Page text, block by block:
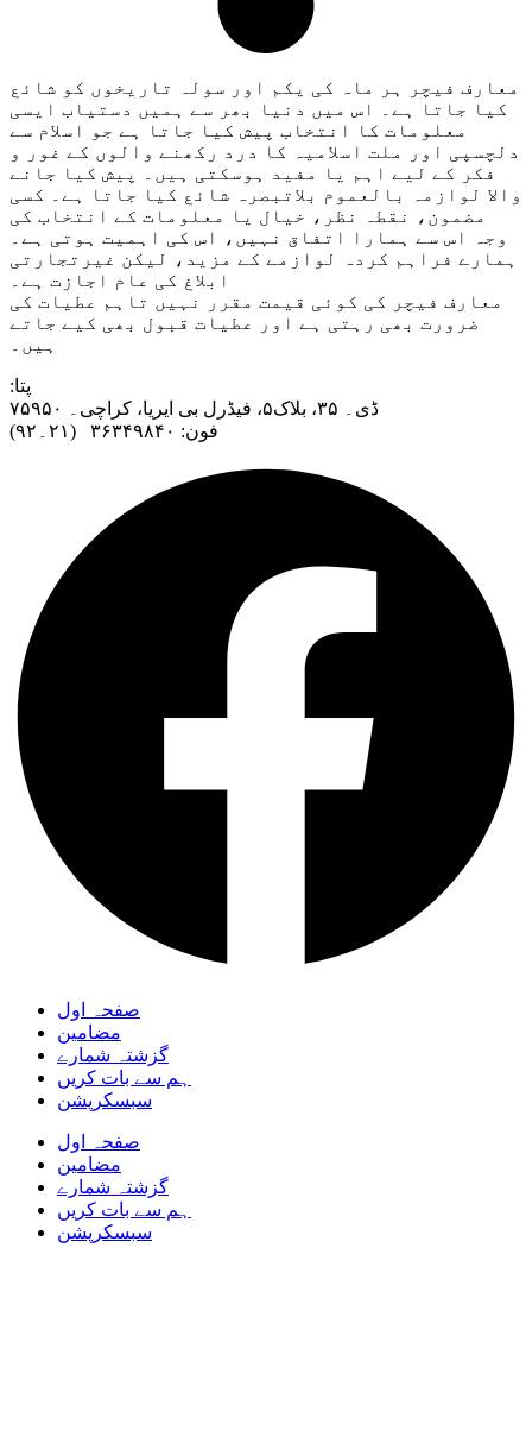
معارف فیچر ہر ماہ کی یکم اور سولہ تاریخوں کو شائع
کیا جاتا ہے۔ اس میں دنیا بھر سے ہمیں دستیاب ایسی
معلومات کا انتخاب پیش کیا جاتا ہے جو اسلام سے
دلچسپی اور ملت اسلامیہ کا درد رکھنے والوں کے غور و
فکر کے لیے اہم یا مفید ہوسکتی ہیں۔ پیش کیا جانے
والا لوازمہ بالعموم بلاتبصرہ شائع کیا جاتا ہے۔ کسی
مضمون، نقطہ نظر، خیال یا معلومات کے انتخاب کی
وجہ اس سے ہمارا اتفاق نہیں، اس کی اہمیت ہوتی ہے۔
ہمارے فراہم کردہ لوازمے کے مزید، لیکن غیرتجارتی
ابلاغ کی عام اجازت ہے۔
معارف فیچر کی کوئی قیمت مقرر نہیں تاہم عطیات کی
ضرورت بھی رہتی ہے اور عطیات قبول بھی کیے جاتے
ہیں۔
:پتا
ڈی۔ ۳۵، بلاک۵، فیڈرل بی ایریا، کراچی۔ ۷۵۹۵۰
فون: ۳۶۳۴۹۸۴۰ (۲۱۔۹۲)
صفحہ اول
مضامین
گزشتہ شمارے
ہم سے بات کریں
سبسکرپشن
صفحہ اول
مضامین
گزشتہ شمارے
ہم سے بات کریں
سبسکرپشن